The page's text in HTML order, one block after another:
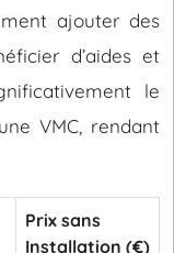
ajouter des
d’aides et
le
VMC, rendant
Prix sans
Installation (€)